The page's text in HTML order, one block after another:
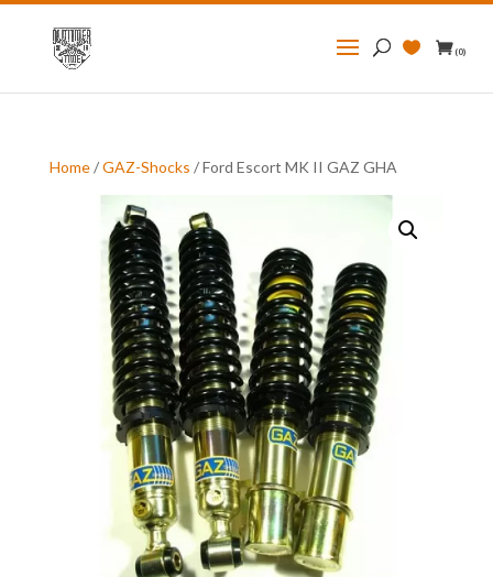
(0)
Home/GAZ-Shocks / Ford Escort MK II GAZ GHA